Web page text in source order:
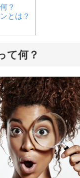
？
とは？
て何？